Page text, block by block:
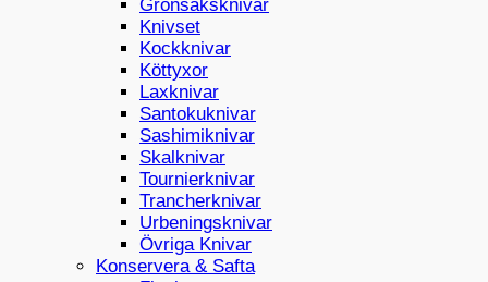
Grönsaksknivar
Knivset
Kockknivar
Köttyxor
Laxknivar
Santokuknivar
Sashimiknivar
Skalknivar
Tournierknivar
Trancherknivar
Urbeningsknivar
Övriga Knivar
Konservera & Safta